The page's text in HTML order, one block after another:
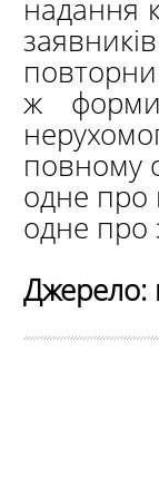
надання
ж
повному
одне про
одне про
Джерело: